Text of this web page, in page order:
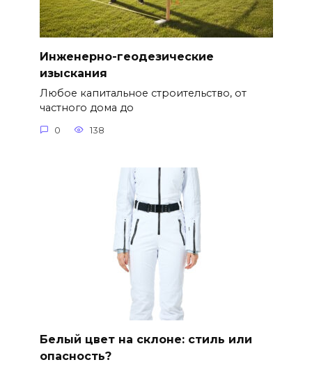
Инженерно-геодезические
изыскания
Любое капитальное строительство, от
частного дома до
0 138
Белый цвет на склоне: стиль или
опасность?